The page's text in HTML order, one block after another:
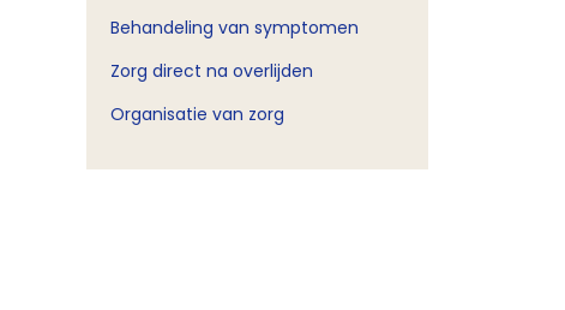
Behandeling van symptomen
Zorg direct na overlijden
Organisatie van zorg